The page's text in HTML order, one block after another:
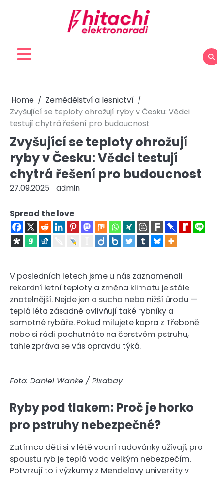
Home
Zemědělství a lesnictví
Zvyšující se teploty ohrožují ryby v Česku: Vědci
testují chytrá řešení pro budoucnost
Zvyšující se teploty ohrožují
ryby v Česku: Vědci testují
chytrá řešení pro budoucnost
27.09.2025 admin
Spread the love
V posledních letech jsme u nás zaznamenali
rekordní letní teploty a změna klimatu je stále
znatelnější. Nejde jen o sucho nebo nižší úrodu —
teplá léta zásadně ovlivňují také rybníky a
samotné rybáře. Pokud milujete kapra z Třeboně
nebo si rádi pochutnáte na čerstvém pstruhu,
tahle zpráva se vás opravdu týká.
Foto: Daniel Wanke / Pixabay
Ryby pod tlakem: Proč je horko
pro pstruhy nebezpečné?
Zatímco děti si v létě vodní radovánky užívají, pro
spoustu ryb je teplá voda velkým nebezpečím.
Potvrzují to i výzkumy z Mendelovy univerzity v